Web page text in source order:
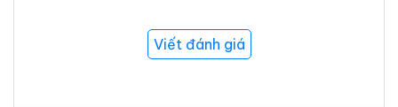
Tính ứng dụng Tesa 4591
Quấn và đóng gói pallet
Viết đánh giá